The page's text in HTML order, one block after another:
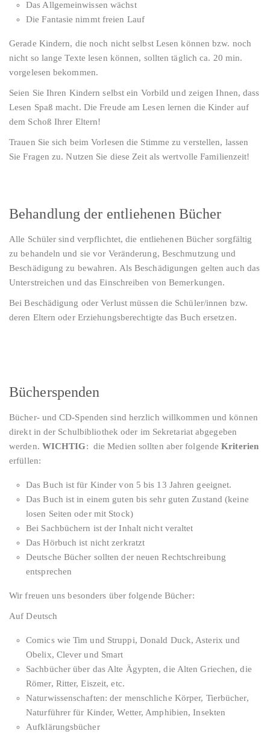
Das Allgemeinwissen wächst
Die Fantasie nimmt freien Lauf
Gerade Kindern, die noch nicht selbst Lesen können bzw. noch
nicht so lange Texte lesen können, sollten täglich ca. 20 min.
vorgelesen bekommen.
Seien Sie Ihren Kindern selbst ein Vorbild und zeigen Ihnen, dass
Lesen Spaß macht. Die Freude am Lesen lernen die Kinder auf
dem Schoß Ihrer Eltern!
Trauen Sie sich beim Vorlesen die Stimme zu verstellen, lassen
Sie Fragen zu. Nutzen Sie diese Zeit als wertvolle Familienzeit!
Behandlung der entliehenen Bücher
Alle Schüler sind verpflichtet, die entliehenen Bücher sorgfältig
zu behandeln und sie vor Veränderung, Beschmutzung und
Beschädigung zu bewahren. Als Beschädigungen gelten auch das
Unterstreichen und das Einschreiben von Bemerkungen.
Bei Beschädigung oder Verlust müssen die Schüler/innen bzw.
deren Eltern oder Erziehungsberechtigte das Buch ersetzen.
Bücherspenden
Bücher- und CD-Spenden sind herzlich willkommen und können
direkt in der Schulbibliothek oder im Sekretariat abgegeben
werden. WICHTIG: die Medien sollten aber folgendeKriterien
erfüllen:
Das Buch ist für Kinder von 5 bis 13 Jahren geeignet.
Das Buch ist in einem guten bis sehr guten Zustand (keine
losen Seiten oder mit Stock)
Bei Sachbüchern ist der Inhalt nicht veraltet
Das Hörbuch ist nicht zerkratzt
Deutsche Bücher sollten der neuen Rechtschreibung
entsprechen
Wir freuen uns besonders über folgende Bücher:
Auf Deutsch
Comics wie Tim und Struppi, Donald Duck, Asterix und
Obelix, Clever und Smart
Sachbücher über das Alte Ägypten, die Alten Griechen, die
Römer, Ritter, Eiszeit, etc.
Naturwissenschaften: der menschliche Körper, Tierbücher,
Naturführer für Kinder, Wetter, Amphibien, Insekten
Aufklärungsbücher